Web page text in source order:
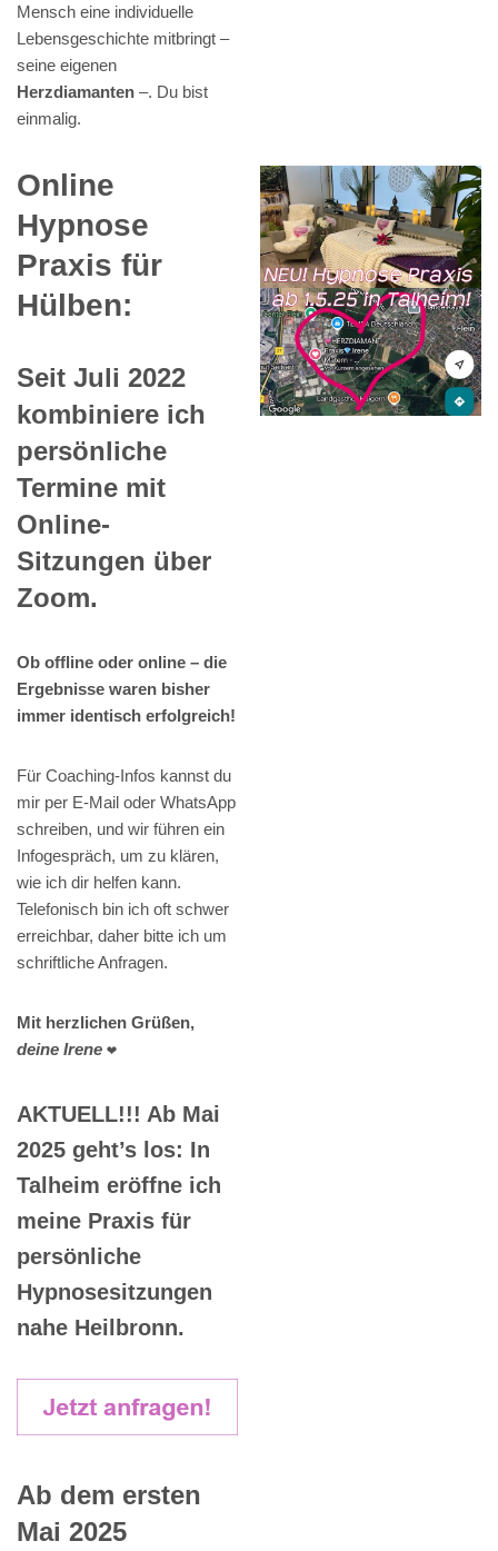
Mensch eine individuelle
Lebensgeschichte mitbringt –
seine eigenen
Herzdiamanten –. Du bist
einmalig.
Online
Hypnose
Praxis für
Hülben:
Seit Juli 2022
kombiniere ich
persönliche
Termine mit
Online-
Sitzungen über
Zoom.
Ob offline oder online – die
Ergebnisse waren bisher
immer identisch erfolgreich!
Für Coaching-Infos kannst du
mir per E-Mail oder WhatsApp
schreiben, und wir führen ein
Infogespräch, um zu klären,
wie ich dir helfen kann.
Telefonisch bin ich oft schwer
erreichbar, daher bitte ich um
schriftliche Anfragen.
Mit herzlichen Grüßen,
deine Irene ❤️
AKTUELL!!! Ab Mai
2025 geht’s los: In
Talheim eröffne ich
meine Praxis für
persönliche
Hypnosesitzungen
nahe Heilbronn.
Ab dem ersten
Mai 2025